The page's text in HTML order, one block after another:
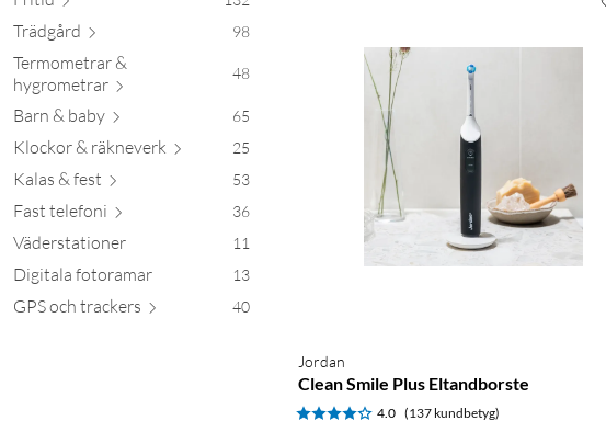
Trädgård 98
Termometrar &
hygrometrar 48
Barn & baby 65
Klockor & räkneverk 25
Kalas & fest 53
Fast telefoni 36
Väderstationer 11
Digitala fotoramar 13
GPS och trackers 40
Jordan
Clean Smile Plus Eltandborste
4.0 (137 kundbetyg)